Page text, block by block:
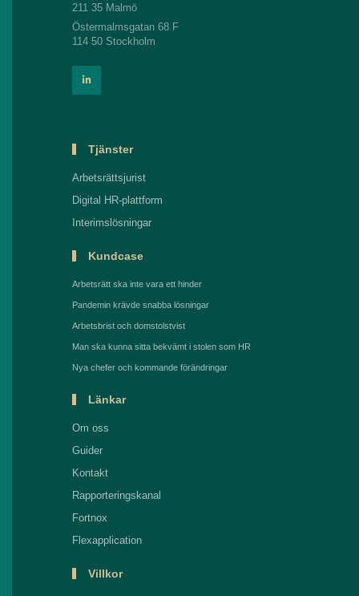
211 35 Malmö
Östermalmsgatan 68 F
114 50 Stockholm
Tjänster
Arbetsrättsjurist
Digital HR-plattform
Interimslösningar
Kundcase
Arbetsrätt ska inte vara ett hinder
Pandemin krävde snabba lösningar
Arbetsbrist och domstolstvist
Man ska kunna sitta bekvämt i stolen som HR
Nya chefer och kommande förändringar
Länkar
Om oss
Guider
Kontakt
Rapporteringskanal
Fortnox
Flexapplication
Villkor